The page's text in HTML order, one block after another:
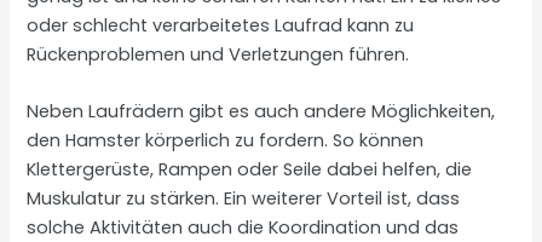
oder schlecht verarbeitetes Laufrad kann zu
Rückenproblemen und Verletzungen führen.
Neben Laufrädern gibt es auch andere Möglichkeiten,
den Hamster körperlich zu fordern. So können
Klettergerüste, Rampen oder Seile dabei helfen, die
Muskulatur zu stärken. Ein weiterer Vorteil ist, dass
solche Aktivitäten auch die Koordination und das